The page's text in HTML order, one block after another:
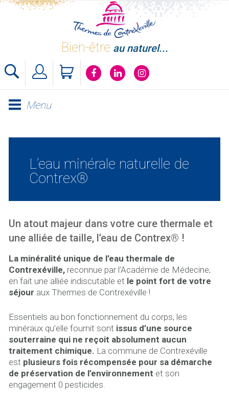
Skip
Bien-être au naturel...
Menu
L’eau minérale naturelle de
Contrex®
Un atout majeur dans votre cure thermale et
une alliée de taille, l’eau de Contrex® !
La minéralité unique de l’eau thermale de
Contrexéville, reconnue par l’Académie de Médecine,
en fait une alliée indiscutable et le point fort de votre
séjour aux Thermes de Contrexéville !
Essentiels au bon fonctionnement du corps, les
minéraux qu’elle fournit sont issus d’une source
souterraine qui ne reçoit absolument aucun
traitement chimique. La commune de Contrexéville
est plusieurs fois récompensée pour sa démarche
de préservation de l’environnement et son
engagement 0 pesticides.